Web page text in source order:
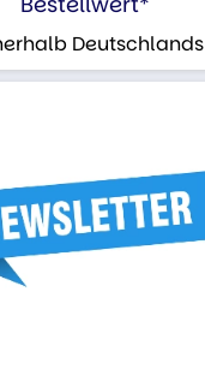
Deutschlands